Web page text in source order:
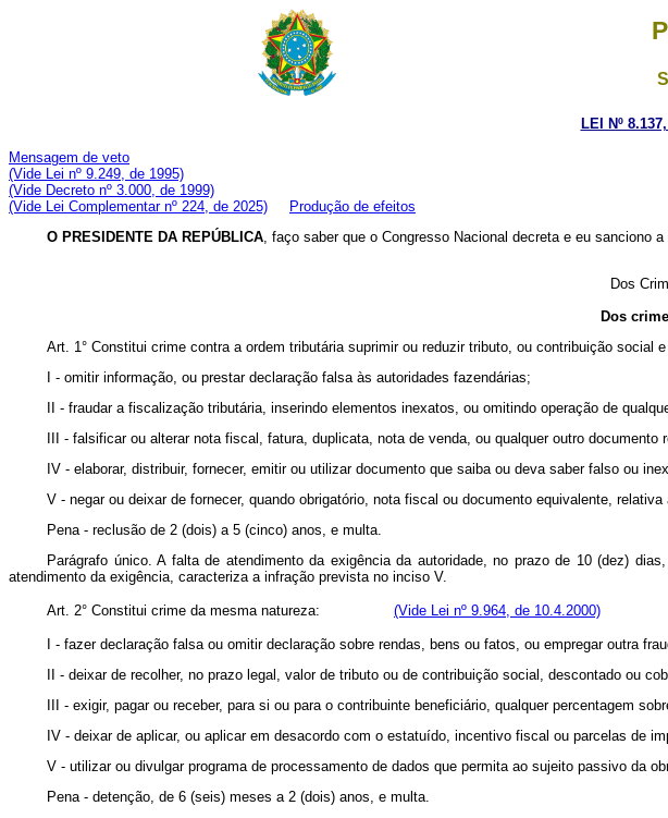
LEI Nº
Mensagem de veto
(Vide Lei nº 9.249, de 1995)
(Vide Decreto nº 3.000, de 1999)
(Vide Lei Complementar nº 224, de 2025)
Produção de efeitos
O PRESIDENTE DA REPÚBLICA, faço saber que o Congresso Nacional decreta e eu sanciono a
Dos
Dos
Art. 1° Constitui crime contra a ordem tributária suprimir ou reduzir tributo, ou contribuição
I - omitir informação, ou prestar declaração falsa às autoridades fazendárias;
II - fraudar a fiscalização tributária, inserindo elementos inexatos, ou omitindo operação de
III - falsificar ou alterar nota fiscal, fatura, duplicata, nota de venda, ou qualquer outro documento
IV - elaborar, distribuir, fornecer, emitir ou utilizar documento que saiba ou deva saber falso ou
V - negar ou deixar de fornecer, quando obrigatório, nota fiscal ou documento equivalente,
Pena - reclusão de 2 (dois) a 5 (cinco) anos, e multa.
Parágrafo único. A falta de atendimento da exigência da autoridade, no prazo de 10 (dez)
atendimento da exigência, caracteriza a infração prevista no inciso V.
Art. 2° Constitui crime da mesma natureza: (Vide Lei nº 9.964, de 10.4.2000)
I - fazer declaração falsa ou omitir declaração sobre rendas, bens ou fatos, ou empregar outra
II - deixar de recolher, no prazo legal, valor de tributo ou de contribuição social, descontado ou
III - exigir, pagar ou receber, para si ou para o contribuinte beneficiário, qualquer percentagem
IV - deixar de aplicar, ou aplicar em desacordo com o estatuído, incentivo fiscal ou parcelas de
V - utilizar ou divulgar programa de processamento de dados que permita ao sujeito passivo da
Pena - detenção, de 6 (seis) meses a 2 (dois) anos, e multa.